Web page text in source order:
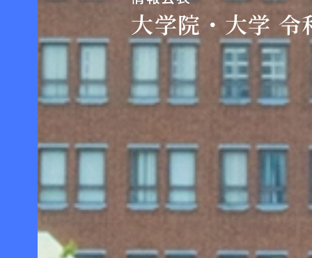
大学院・大学